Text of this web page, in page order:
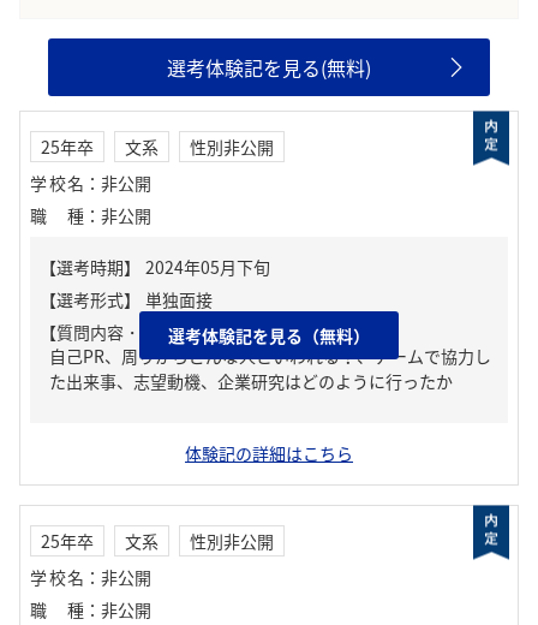
選考体験記を見る(無料)
25年卒 文系
性別非公開
学校名 ： 非公開
職種 ： 非公開
【質問内容・課題】
自己PR、周りからどんな人といわれる？、チームで協力し
た出来事、志望動機、企業研究はどのように行ったか
選考体験記を見る（無料）
体験記の詳細はこちら
25年卒 文系
性別非公開
学校名 ： 非公開
職種 ： 非公開